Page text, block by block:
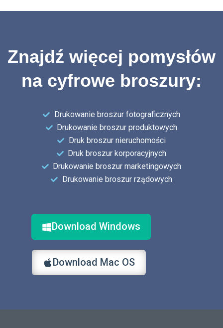
Znajdź więcej pomysłów
na cyfrowe broszury:
Drukowanie broszur fotograficznych
Drukowanie broszur produktowych
Druk broszur nieruchomości
Druk broszur korporacyjnych
Drukowanie broszur marketingowych
Drukowanie broszur rządowych
Download Windows
Download Mac OS